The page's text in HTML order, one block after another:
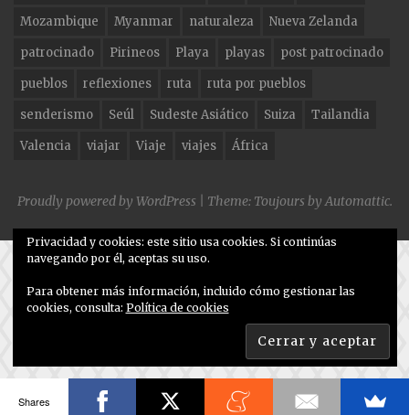
Mozambique
Myanmar naturaleza
Nueva Zelanda
patrocinado
Pirineos Playa playas
post patrocinado
pueblos
reflexiones ruta
ruta por pueblos
senderismo
Seúl Sudeste Asiático Suiza
Tailandia
Valencia
viajar Viaje viajes África
Proudly powered by WordPress Theme: Toujours byAutomattic.
Privacidad y cookies: este sitio usa cookies. Si continúas
navegando por él, aceptas su uso.
Para obtener más información, incluido cómo gestionar las
cookies, consulta: Política de cookies
Shares